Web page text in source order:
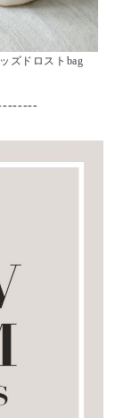
ズドロストbag